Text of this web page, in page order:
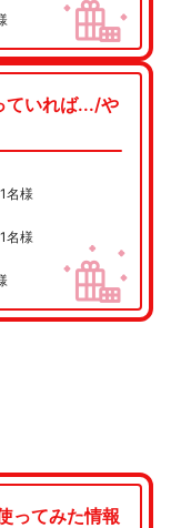
ていれば.../や
名様
名様
ってみた情報